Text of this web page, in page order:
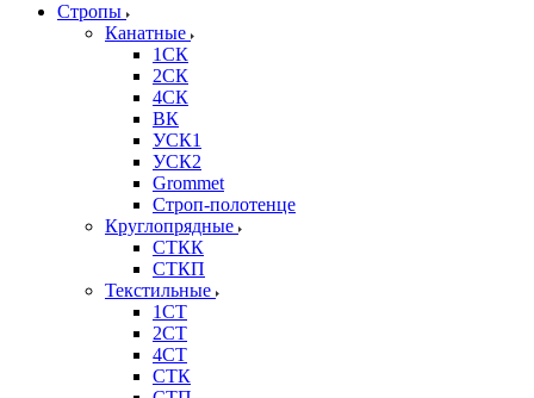
Стропы
Канатные
1СК
2СК
4СК
ВК
УСК1
УСК2
Grommet
Строп-полотенце
Круглопрядные
СТКК
СТКП
Текстильные
1СТ
2СТ
4СТ
СТК